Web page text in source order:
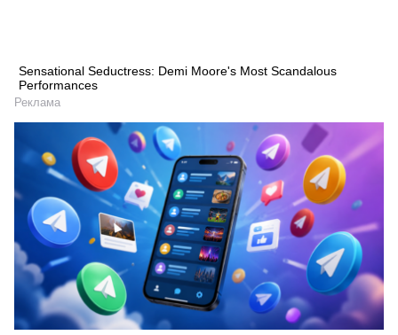
Sensational Seductress: Demi Moore's Most Scandalous
Performances
Реклама